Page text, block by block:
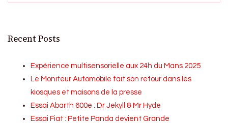
Recent Posts
Expérience multisensorielle aux 24h du Mans 2025
Le Moniteur Automobile fait son retour dans les
kiosques et maisons de la presse
Essai Abarth 600e : Dr Jekyll & Mr Hyde
Essai Fiat : Petite Panda devient Grande